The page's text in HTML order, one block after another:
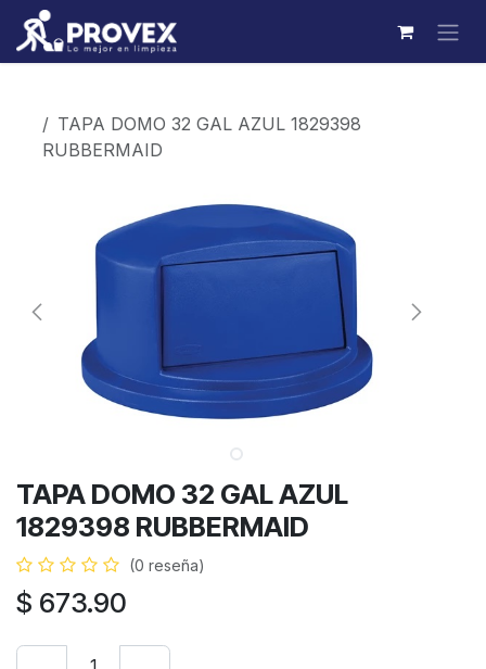
Ir al contenido
TAPA DOMO 32 GAL AZUL 1829398
RUBBERMAID
TAPA DOMO 32 GAL AZUL
1829398 RUBBERMAID
(0 reseña)
$ 673.90